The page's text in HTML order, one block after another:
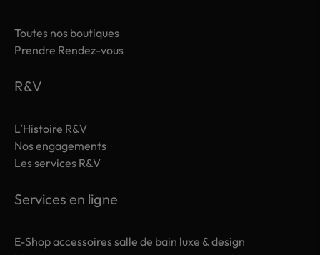
Toutes nos boutiques
Prendre Rendez-vous
R&V
L’Histoire R&V
Nos engagements
Les services R&V
Services en ligne
E-Shop accessoires salle de bain luxe & design